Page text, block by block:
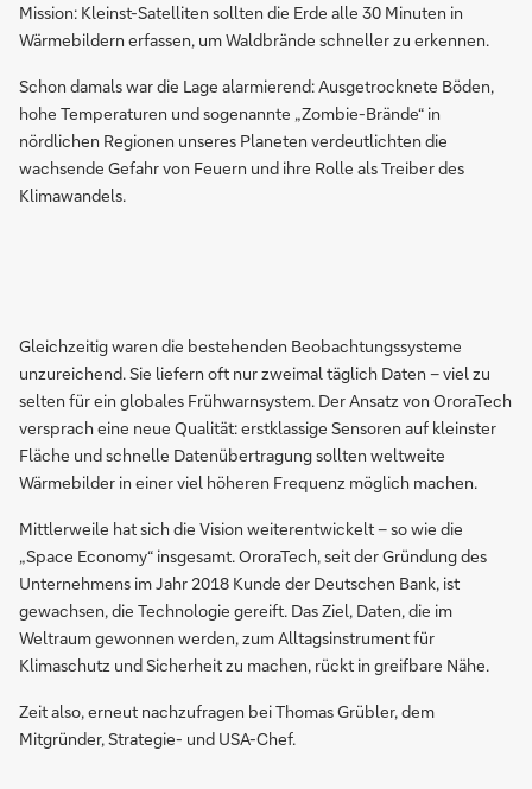
Mission: Kleinst-Satelliten sollten die Erde alle 30 Minuten in
Wärmebildern erfassen, um Waldbrände schneller zu erkennen.
Schon damals war die Lage alarmierend: Ausgetrocknete Böden,
hohe Temperaturen und sogenannte „Zombie-Brände“ in
nördlichen Regionen unseres Planeten verdeutlichten die
wachsende Gefahr von Feuern und ihre Rolle als Treiber des
Klimawandels.
Gleichzeitig waren die bestehenden Beobachtungssysteme
unzureichend. Sie liefern oft nur zweimal täglich Daten – viel zu
selten für ein globales Frühwarnsystem. Der Ansatz von OroraTech
versprach eine neue Qualität: erstklassige Sensoren auf kleinster
Fläche und schnelle Datenübertragung sollten weltweite
Wärmebilder in einer viel höheren Frequenz möglich machen.
Mittlerweile hat sich die Vision weiterentwickelt – so wie die
„Space Economy“ insgesamt. OroraTech, seit der Gründung des
Unternehmens im Jahr 2018 Kunde der Deutschen Bank, ist
gewachsen, die Technologie gereift. Das Ziel, Daten, die im
Weltraum gewonnen werden, zum Alltagsinstrument für
Klimaschutz und Sicherheit zu machen, rückt in greifbare Nähe.
Zeit also, erneut nachzufragen bei Thomas Grübler, dem
Mitgründer, Strategie- und USA-Chef.